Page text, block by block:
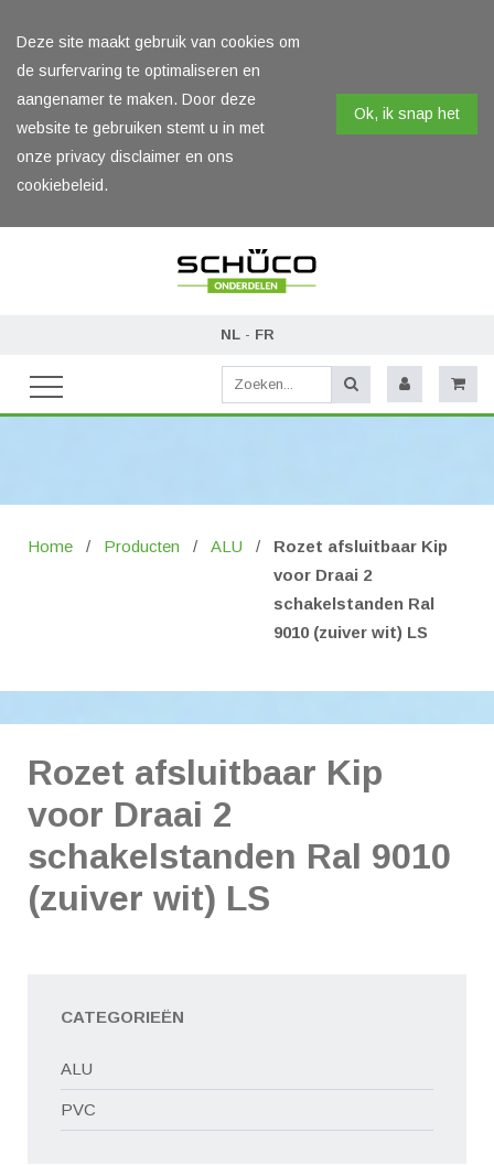
Deze site maakt gebruik van cookies om
de surfervaring te optimaliseren en
aangenamer te maken. Door deze
website te gebruiken stemt u in met
onze privacy disclaimer en ons
cookiebeleid.
Ok, ik snap het
NL- FR
Home / Producten / ALU / Rozet afsluitbaar Kip
voor Draai 2
schakelstanden Ral
9010 (zuiver wit) LS
Rozet afsluitbaar Kip
voor Draai 2
schakelstanden Ral 9010
(zuiver wit) LS
CATEGORIEËN
ALU
PVC